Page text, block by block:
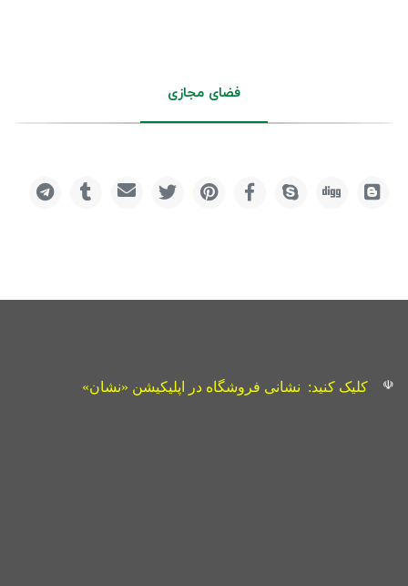
فضای مجازی
☫ کلیک کنید: نشانی فروشگاه در اپلیکیشن «نشان»